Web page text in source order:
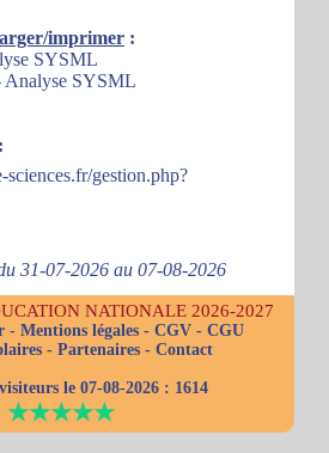
imprimer :
SYSML
Analyse SYSML
:
sciences.fr/gestion.php?
31-07-2026 au 07-08-2026
NATIONALE 2026-2027
- Mentions légales - CGV - CGU
- Partenaires - Contact
le 07-08-2026 : 1614
★★★★★